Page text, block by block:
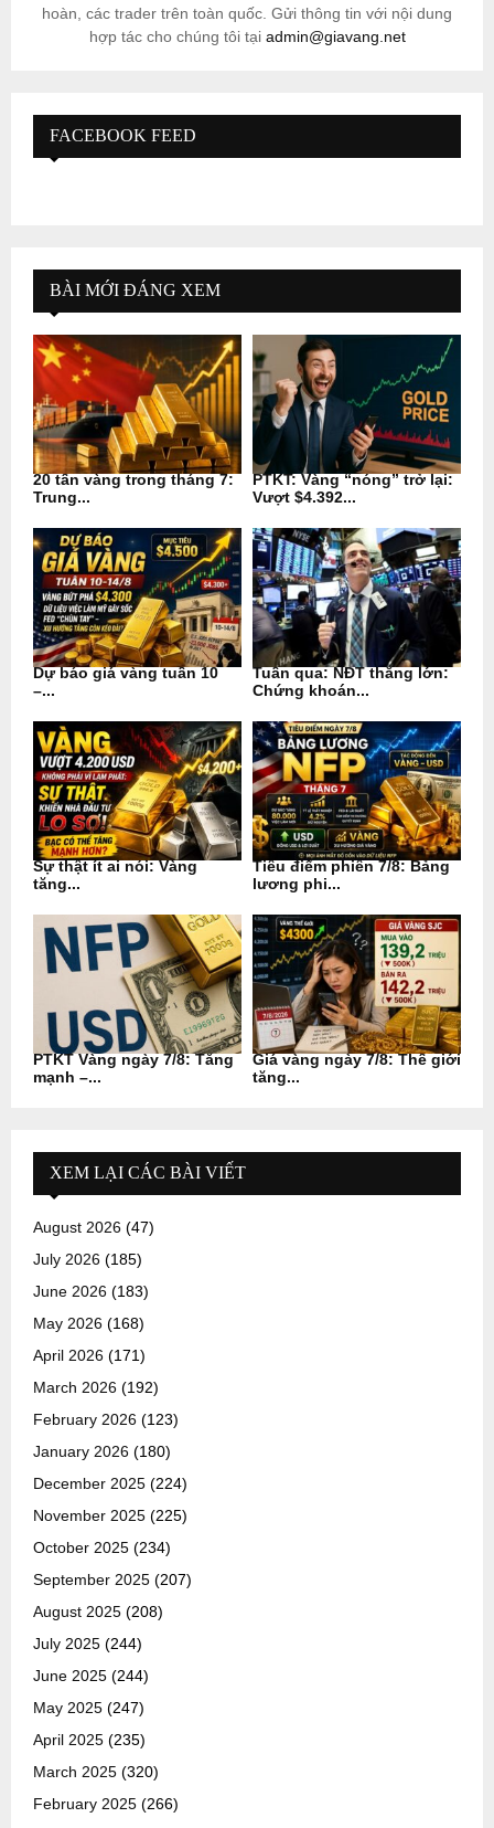
hoàn, các trader trên toàn quốc. Gửi thông tin với nội dung
hợp tác cho chúng tôi tại admin@giavang.net
FACEBOOK FEED
BÀI MỚI ĐÁNG XEM
20 tấn vàng trong tháng 7:
Trung...
PTKT: Vàng “nóng” trở lại:
Vượt $4.392...
Dự báo giá vàng tuần 10
–...
Tuần qua: NĐT thắng lớn:
Chứng khoán...
Sự thật ít ai nói: Vàng
tăng...
Tiêu điểm phiên 7/8: Bảng
lương phi...
PTKT Vàng ngày 7/8: Tăng
mạnh –...
Giá vàng ngày 7/8: Thế giới
tăng...
XEM LẠI CÁC BÀI VIẾT
August 2026 (47)
July 2026 (185)
June 2026 (183)
May 2026 (168)
April 2026 (171)
March 2026 (192)
February 2026 (123)
January 2026 (180)
December 2025 (224)
November 2025 (225)
October 2025 (234)
September 2025 (207)
August 2025 (208)
July 2025 (244)
June 2025 (244)
May 2025 (247)
April 2025 (235)
March 2025 (320)
February 2025 (266)